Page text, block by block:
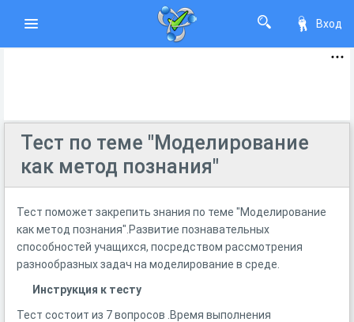
Вход
Тест по теме "Моделирование
как метод познания"
Тест поможет закрепить знания по теме "Моделирование
как метод познания".Развитие познавательных
способностей учащихся, посредством рассмотрения
разнообразных задач на моделирование в среде.
Инструкция к тесту
Тест состоит из 7 вопросов .Время выполнения